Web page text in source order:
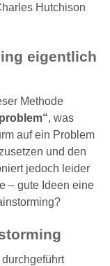
Hutchison
eigentlich
Methode
, was
auf ein Problem
und den
jedoch leider
– gute Ideen eine